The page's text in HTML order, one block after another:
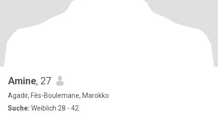
Amine, 27
Agadir, Fès-Boulemane, Marokko
Suche: Weiblich 28 - 42